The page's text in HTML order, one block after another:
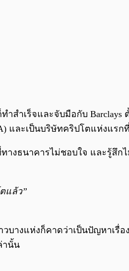
สำเร็จและจับมือกับ Barclays
และเป็นบริษัทคริปโตแห่งแร
ทางธนาคารไม่ชอบใจ และรู้สึ
แล้ว”
บางแห่งก็คาดว่าเป็นปัญหาเรื่อ
านั้น